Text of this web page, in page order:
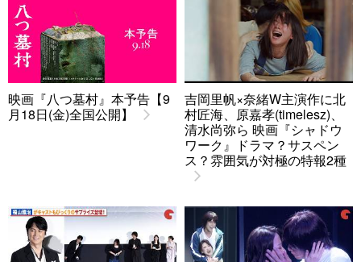
映画『八つ墓村』本予告【9
月18日(金)全国公開】
吉岡里帆×奈緒W主演作に北
村匠海、原嘉孝(timelesz)、
清水尚弥ら 映画『シャドウ
ワーク』ドラマ？サスペン
ス？雰囲気が対極の特報2種